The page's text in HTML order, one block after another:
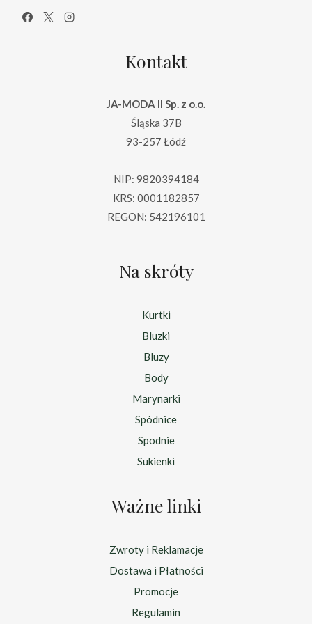
Kontakt
JA-MODA II Sp. z o.o.
Śląska 37B
93-257 Łódź
NIP: 9820394184
KRS: 0001182857
REGON: 542196101
Na skróty
Kurtki
Bluzki
Bluzy
Body
Marynarki
Spódnice
Spodnie
Sukienki
Ważne linki
Zwroty i Reklamacje
Dostawa i Płatności
Promocje
Regulamin